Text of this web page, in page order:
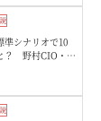
シナリオで10
？ 野村CIO・宮